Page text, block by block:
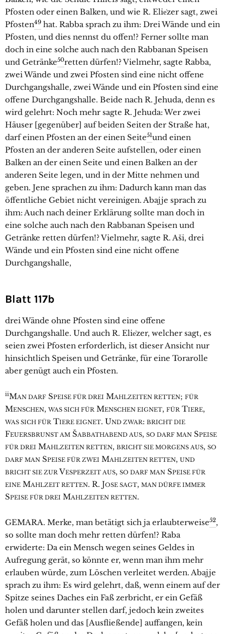
Pfosten oder einen Balken, und wie R. Elie͑zer sagt, zwei
Pfosten49 hat. Rabba sprach zu ihm: Drei Wände und ein
Pfosten, und dies nennst du offen!? Ferner sollte man
doch in eine solche auch nach den Rabbanan Speisen
und Getränke50retten dürfen!? Vielmehr, sagte Rabba,
zwei Wände und zwei Pfosten sind eine nicht offene
Durchgangshalle, zwei Wände und ein Pfosten sind eine
offene Durchgangshalle. Beide nach R. Jehuda, denn es
wird gelehrt: Noch mehr sagte R. Jehuda: Wer zwei
Häuser [gegenüber] auf beiden Seiten der Straße hat,
darf einen Pfosten an der einen Seite51und einen
Pfosten an der anderen Seite aufstellen, oder einen
Balken an der einen Seite und einen Balken an der
anderen Seite legen, und in der Mitte nehmen und
geben. Jene sprachen zu ihm: Dadurch kann man das
öffentliche Gebiet nicht vereinigen. Abajje sprach zu
ihm: Auch nach deiner Erklärung sollte man doch in
eine solche auch nach den Rabbanan Speisen und
Getränke retten dürfen!? Vielmehr, sagte R. Aši, drei
Wände und ein Pfosten sind eine nicht offene
Durchgangshalle,
Blatt 117b
drei Wände ohne Pfosten sind eine offene
Durchgangshalle. Und auch R. Elie͑zer, welcher sagt, es
seien zwei Pfosten erforderlich, ist dieser Ansicht nur
hinsichtlich Speisen und Getränke, für eine Torarolle
aber genügt auch ein Pfosten.
iiMAN DARF SPEISE FÜR DREI MAHLZEITEN RETTEN; FÜR
MENSCHEN, WAS SICH FÜR MENSCHEN EIGNET, FÜR TIERE,
WAS SICH FÜR TIERE EIGNET. UND ZWAR: BRICHT DIE
FEUERSBRUNST AM ŠABBATHABEND AUS, SO DARF MAN SPEISE
FÜR DREI MAHLZEITEN RETTEN, BRICHT SIE MORGENS AUS, SO
DARF MAN SPEISE FÜR ZWEI MAHLZEITEN RETTEN, UND
BRICHT SIE ZUR VESPERZEIT AUS, SO DARF MAN SPEISE FÜR
EINE MAHLZEIT RETTEN. R. JOSE SAGT, MAN DÜRFE IMMER
SPEISE FÜR DREI MAHLZEITEN RETTEN.
GEMARA. Merke, man betätigt sich ja erlaubterweise52,
so sollte man doch mehr retten dürfen!? Raba
erwiderte: Da ein Mensch wegen seines Geldes in
Aufregung gerät, so könnte er, wenn man ihm mehr
erlauben würde, zum Löschen verleitet werden. Abajje
sprach zu ihm: Es wird gelehrt, daß, wenn einem auf der
Spitze seines Daches ein Faß zerbricht, er ein Gefäß
holen und darunter stellen darf, jedoch kein zweites
Gefäß holen und das [Ausfließende] auffangen, kein